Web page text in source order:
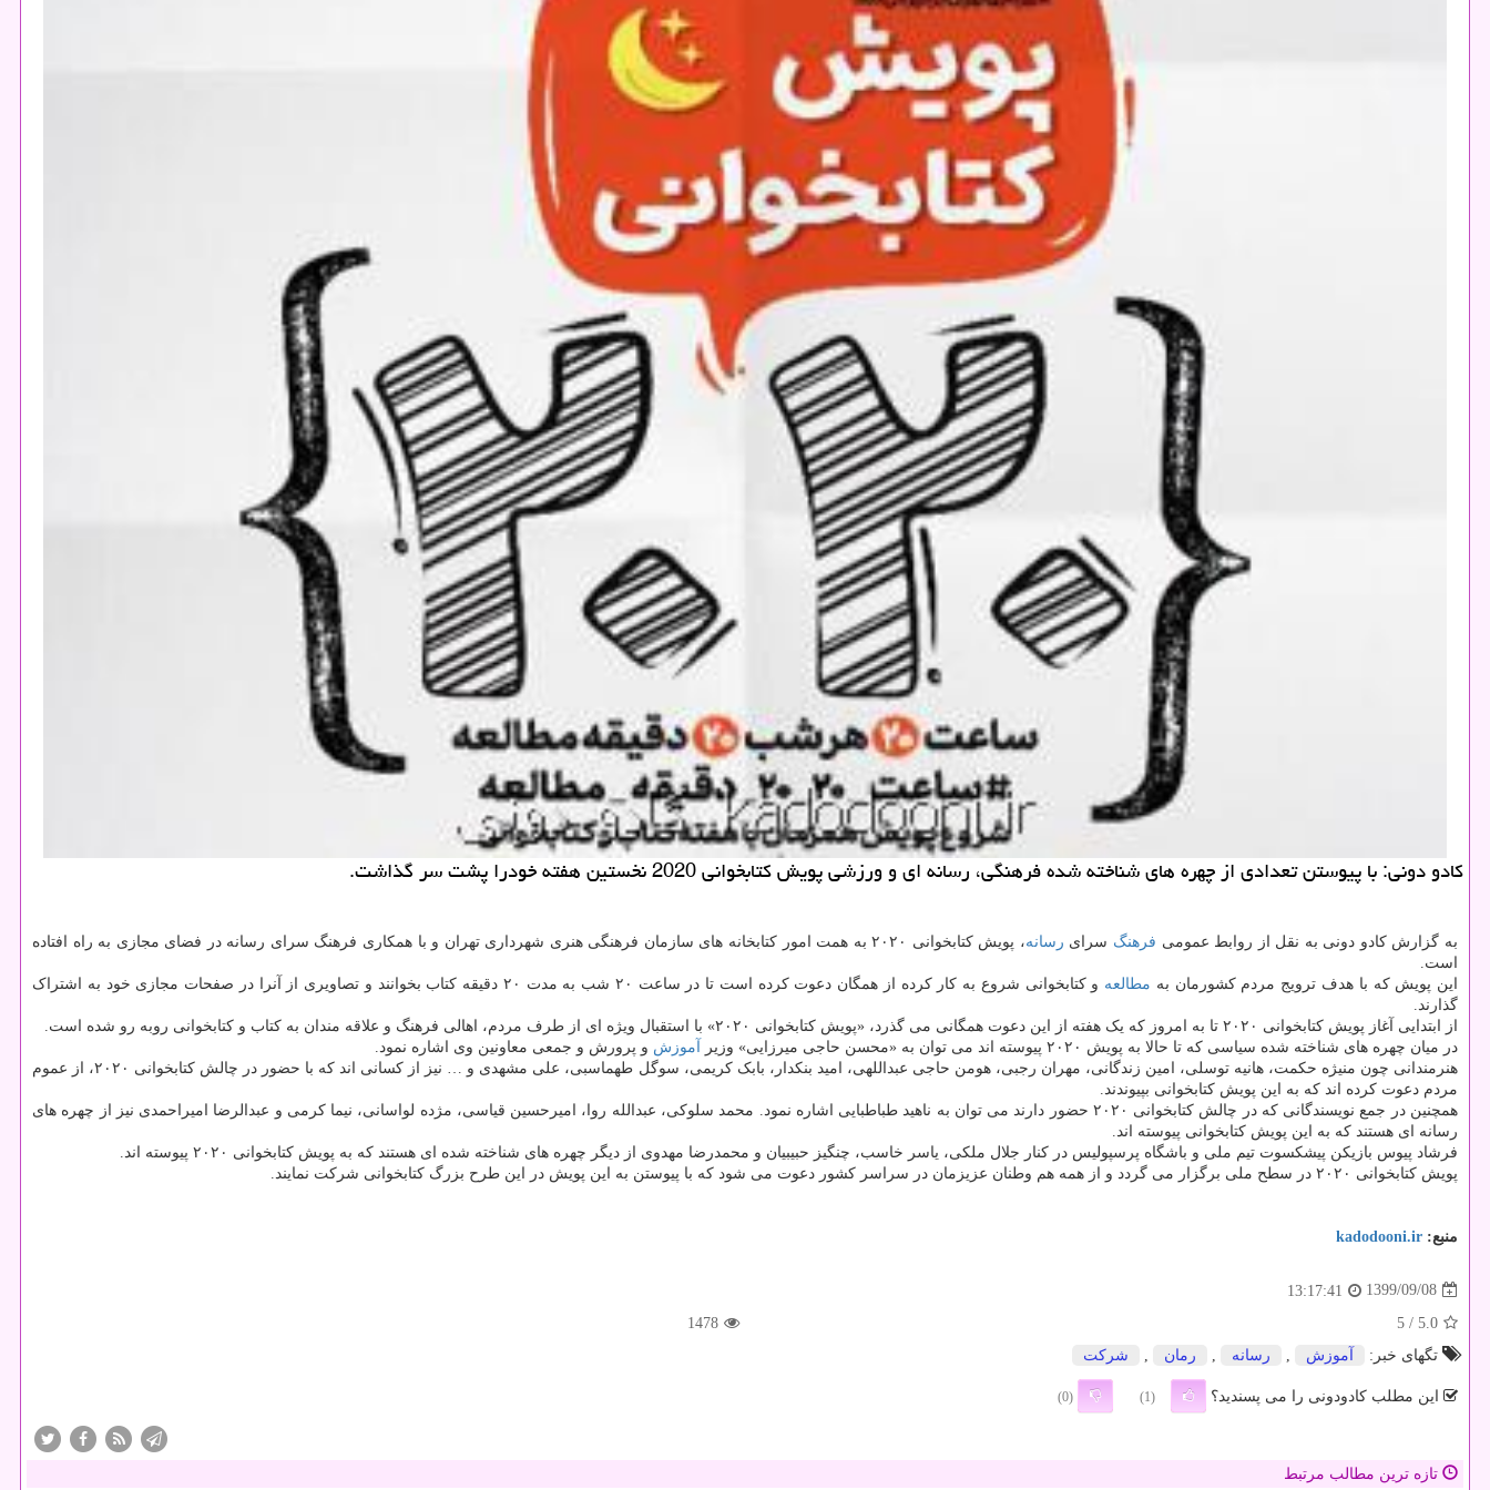
كادو دونی: با پیوستن تعدادی از چهره های شناخته شده فرهنگی، رسانه ای و ورزشی پویش كتابخوانی 2020 نخستین هفته خودرا پشت سر گذاشت.
به گزارش کادو دونی به نقل از روابط عمومی فرهنگ سرای رسانه
، پویش کتابخوانی ۲۰۲۰ به همت امور کتابخانه های سازمان فرهنگی هنری شهرداری تهران و با همکاری فرهنگ سرای رسانه در فضای مجازی به راه افتاده
است.
این پویش که با هدف ترویج مردم کشورمان به مطالعه
و کتابخوانی شروع به کار کرده از همگان دعوت کرده است تا در ساعت ۲۰ شب به مدت ۲۰ دقیقه کتاب بخوانند و تصاویری از آنرا در صفحات مجازی خود به اشتراک
گذارند.
از ابتدایی آغاز پویش کتابخوانی ۲۰۲۰ تا به امروز که یک هفته از این دعوت همگانی می گذرد، «پویش کتابخوانی ۲۰۲۰» با استقبال ویژه ای از طرف مردم، اهالی فرهنگ و علاقه مندان به کتاب و کتابخوانی روبه رو شده است.
در میان چهره های شناخته شده سیاسی که تا حالا به پویش ۲۰۲۰ پیوسته اند می توان به «محسن حاجی میرزایی» وزیر
آموزش و پرورش و جمعی معاونین وی اشاره نمود.
هنرمندانی چون منیژه حکمت، هانیه توسلی، امین زندگانی، مهران رجبی، هومن حاجی عبداللهی، امید بنکدار، بابک کریمی، سوگل طهماسبی، علی مشهدی و … نیز از کسانی اند که با حضور در چالش کتابخوانی ۲۰۲۰، از عموم
مردم دعوت کرده اند که به این پویش کتابخوانی بپیوندند.
همچنین در جمع نویسندگانی که در چالش کتابخوانی ۲۰۲۰ حضور دارند می توان به ناهید طباطبایی اشاره نمود. محمد سلوکی، عبدالله روا، امیرحسین قیاسی، مژده لواسانی، نیما کرمی و عبدالرضا امیراحمدی نیز از چهره های
رسانه ای هستند که به این پویش کتابخوانی پیوسته اند.
فرشاد پیوس بازیکن پیشکسوت تیم ملی و باشگاه پرسپولیس در کنار جلال ملکی، یاسر خاسب، چنگیز حبیبیان و محمدرضا مهدوی از دیگر چهره های شناخته شده ای هستند که به پویش کتابخوانی ۲۰۲۰ پیوسته اند.
پویش کتابخوانی ۲۰۲۰ در سطح ملی برگزار می گردد و از همه هم وطنان عزیزمان در سراسر کشور دعوت می شود که با پیوستن به این پویش در این طرح بزرگ کتابخوانی شرکت نمایند.
منبع: kadodooni.ir
1399/09/08
13:17:41
5.0
/ 5
1478
تگهای خبر:
آموزش , رسانه , رمان , شركت
این مطلب کادودونی را می پسندید؟ (1)
(0)
تازه ترین مطالب مرتبط